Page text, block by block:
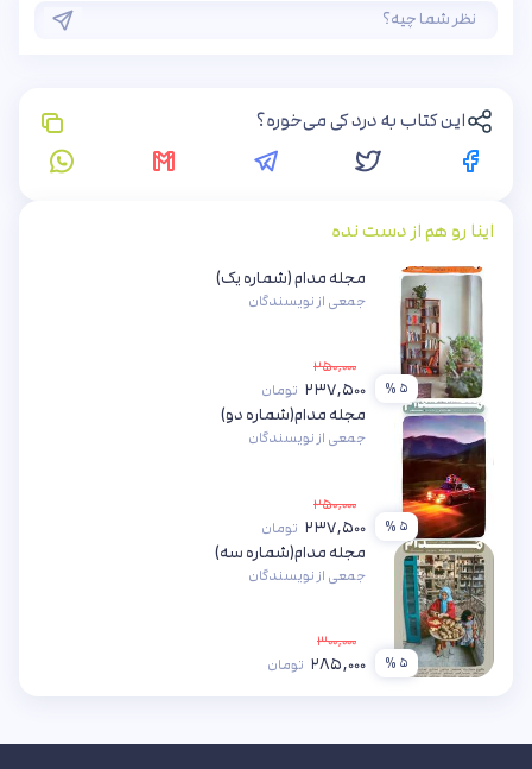
این کتاب به درد کی می‌خوره؟
اینا رو هم از دست نده
۵ %
مجله مدام (شماره یک)
جمعی از نویسندگان
۲۵۰,۰۰۰
۲۳۷,۵۰۰ تومان
۵ %
مجله مدام(شماره دو)
جمعی از نویسندگان
۲۵۰,۰۰۰
۲۳۷,۵۰۰ تومان
۵ %
مجله مدام(شماره سه)
جمعی از نویسندگان
۳۰۰,۰۰۰
۲۸۵,۰۰۰ تومان